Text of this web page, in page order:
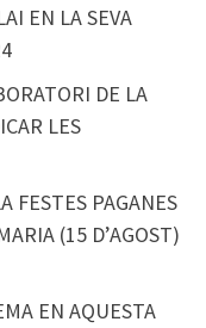
EN LA SEVA
DE LA
LES
FESTES PAGANES
(15 D’AGOST)
EN AQUESTA